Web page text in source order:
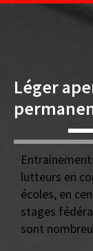
Léger
lutteurs en
écoles, en
stages
sont